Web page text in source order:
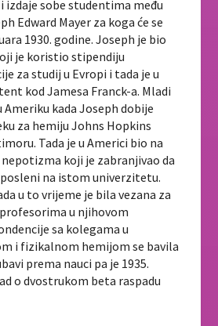
izdaje sobe studentima među
Edward Mayer za koga će se
1930. godine. Joseph je bio
je koristio stipendiju
za studij u Evropi i tada je u
kod Jamesa Franck-a. Mladi
Ameriku kada Joseph dobije
za hemiju Johns Hopkins
Tada je u Americi bio na
koji je zabranjivao da
na istom univerzitetu.
u to vrijeme je bila vezana za
u njihovom
sa kolegama u
i fizikalnom hemijom se bavila
prema nauci pa je 1935.
o dvostrukom beta raspadu